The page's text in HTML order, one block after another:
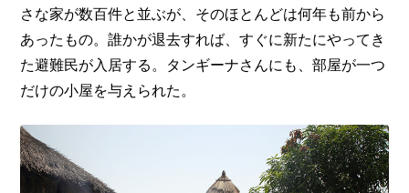
さな家が数百件と並ぶが、そのほとんどは何年も前から
あったもの。誰かが退去すれば、すぐに新たにやってき
た避難民が入居する。タンギーナさんにも、部屋が一つ
だけの小屋を与えられた。